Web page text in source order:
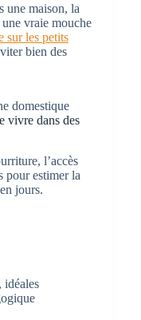
une maison, la
vraie mouche
sur les petits
bien des
domestique
vivre dans des
l’accès
pour estimer la
jours.
idéales